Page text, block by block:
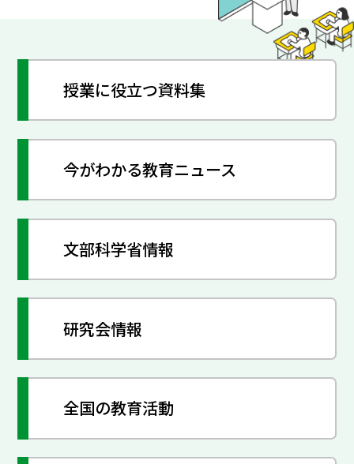
授業に役立つ資料集
今がわかる教育ニュース
文部科学省情報
研究会情報
全国の教育活動